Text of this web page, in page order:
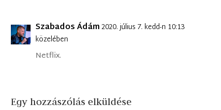
Szabados Ádám2020. július 7. kedd-n 10:13
közelében
Netflix.
Egy hozzászólás elküldése